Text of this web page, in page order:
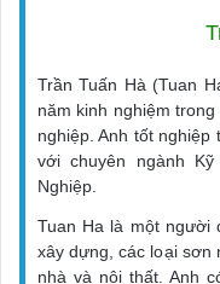
Trần Tuấn Hà (Tuan
năm kinh nghiệm
nghiệp. Anh tốt
với chuyên ngành
Nghiệp.
Tuan Ha là một người
xây dựng, các loại sơn
nhà và nội thất. Anh